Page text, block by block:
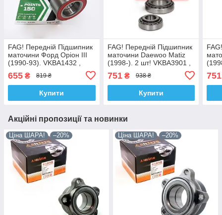
FAG! Передній Підшипник
маточини Форд Оріон III
(1990-93). VKBA1432 ,
Німеччина!
655 ₴ 819 ₴
Купити
FAG! Передній Підшипник
маточини Daewoo Matiz
(1998-). 2 шт! VKBA3901 ,
Німеччина!
751₴ 938 ₴
Купити
751
Акційні пропозиції та новинки
Ціна ШАРА! –20% Ціна ШАРА! –20%